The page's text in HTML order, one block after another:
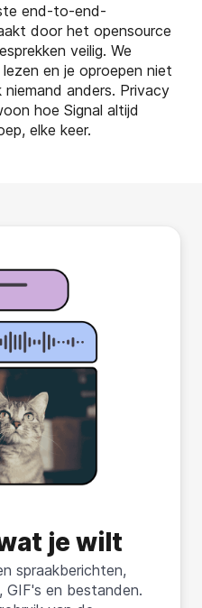
end-to-end-
door het opensource
veilig. We
en je oproepen niet
anders. Privacy
hoe Signal altijd
elke keer.
je wilt
spraakberichten,
GIF's en bestanden.